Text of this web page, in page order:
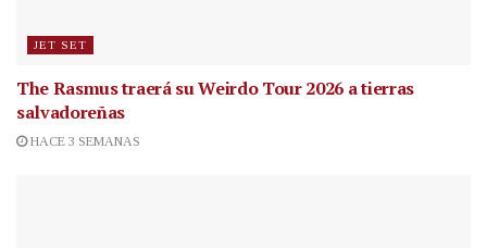
JET SET
The Rasmus traerá su Weirdo Tour 2026 a tierras
salvadoreñas
HACE 3 SEMANAS